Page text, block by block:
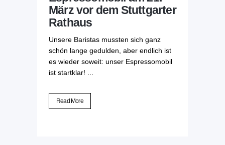
März vor dem Stuttgarter
Rathaus
Unsere Baristas mussten sich ganz
schön lange gedulden, aber endlich ist
es wieder soweit: unser Espressomobil
ist startklar! ...
Read More